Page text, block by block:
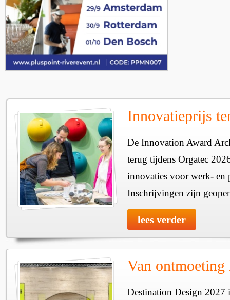
Innovatieprijs
De Innovation Award
terug tijdens Orgatec
innovaties voor werk- en
Inschrijvingen zijn
lees verder
Van
Destination Design 2027